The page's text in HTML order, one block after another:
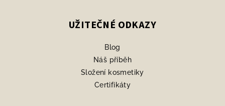
UŽITEČNÉ ODKAZY
Blog
Náš příběh
Složení kosmetiky
Certifikáty